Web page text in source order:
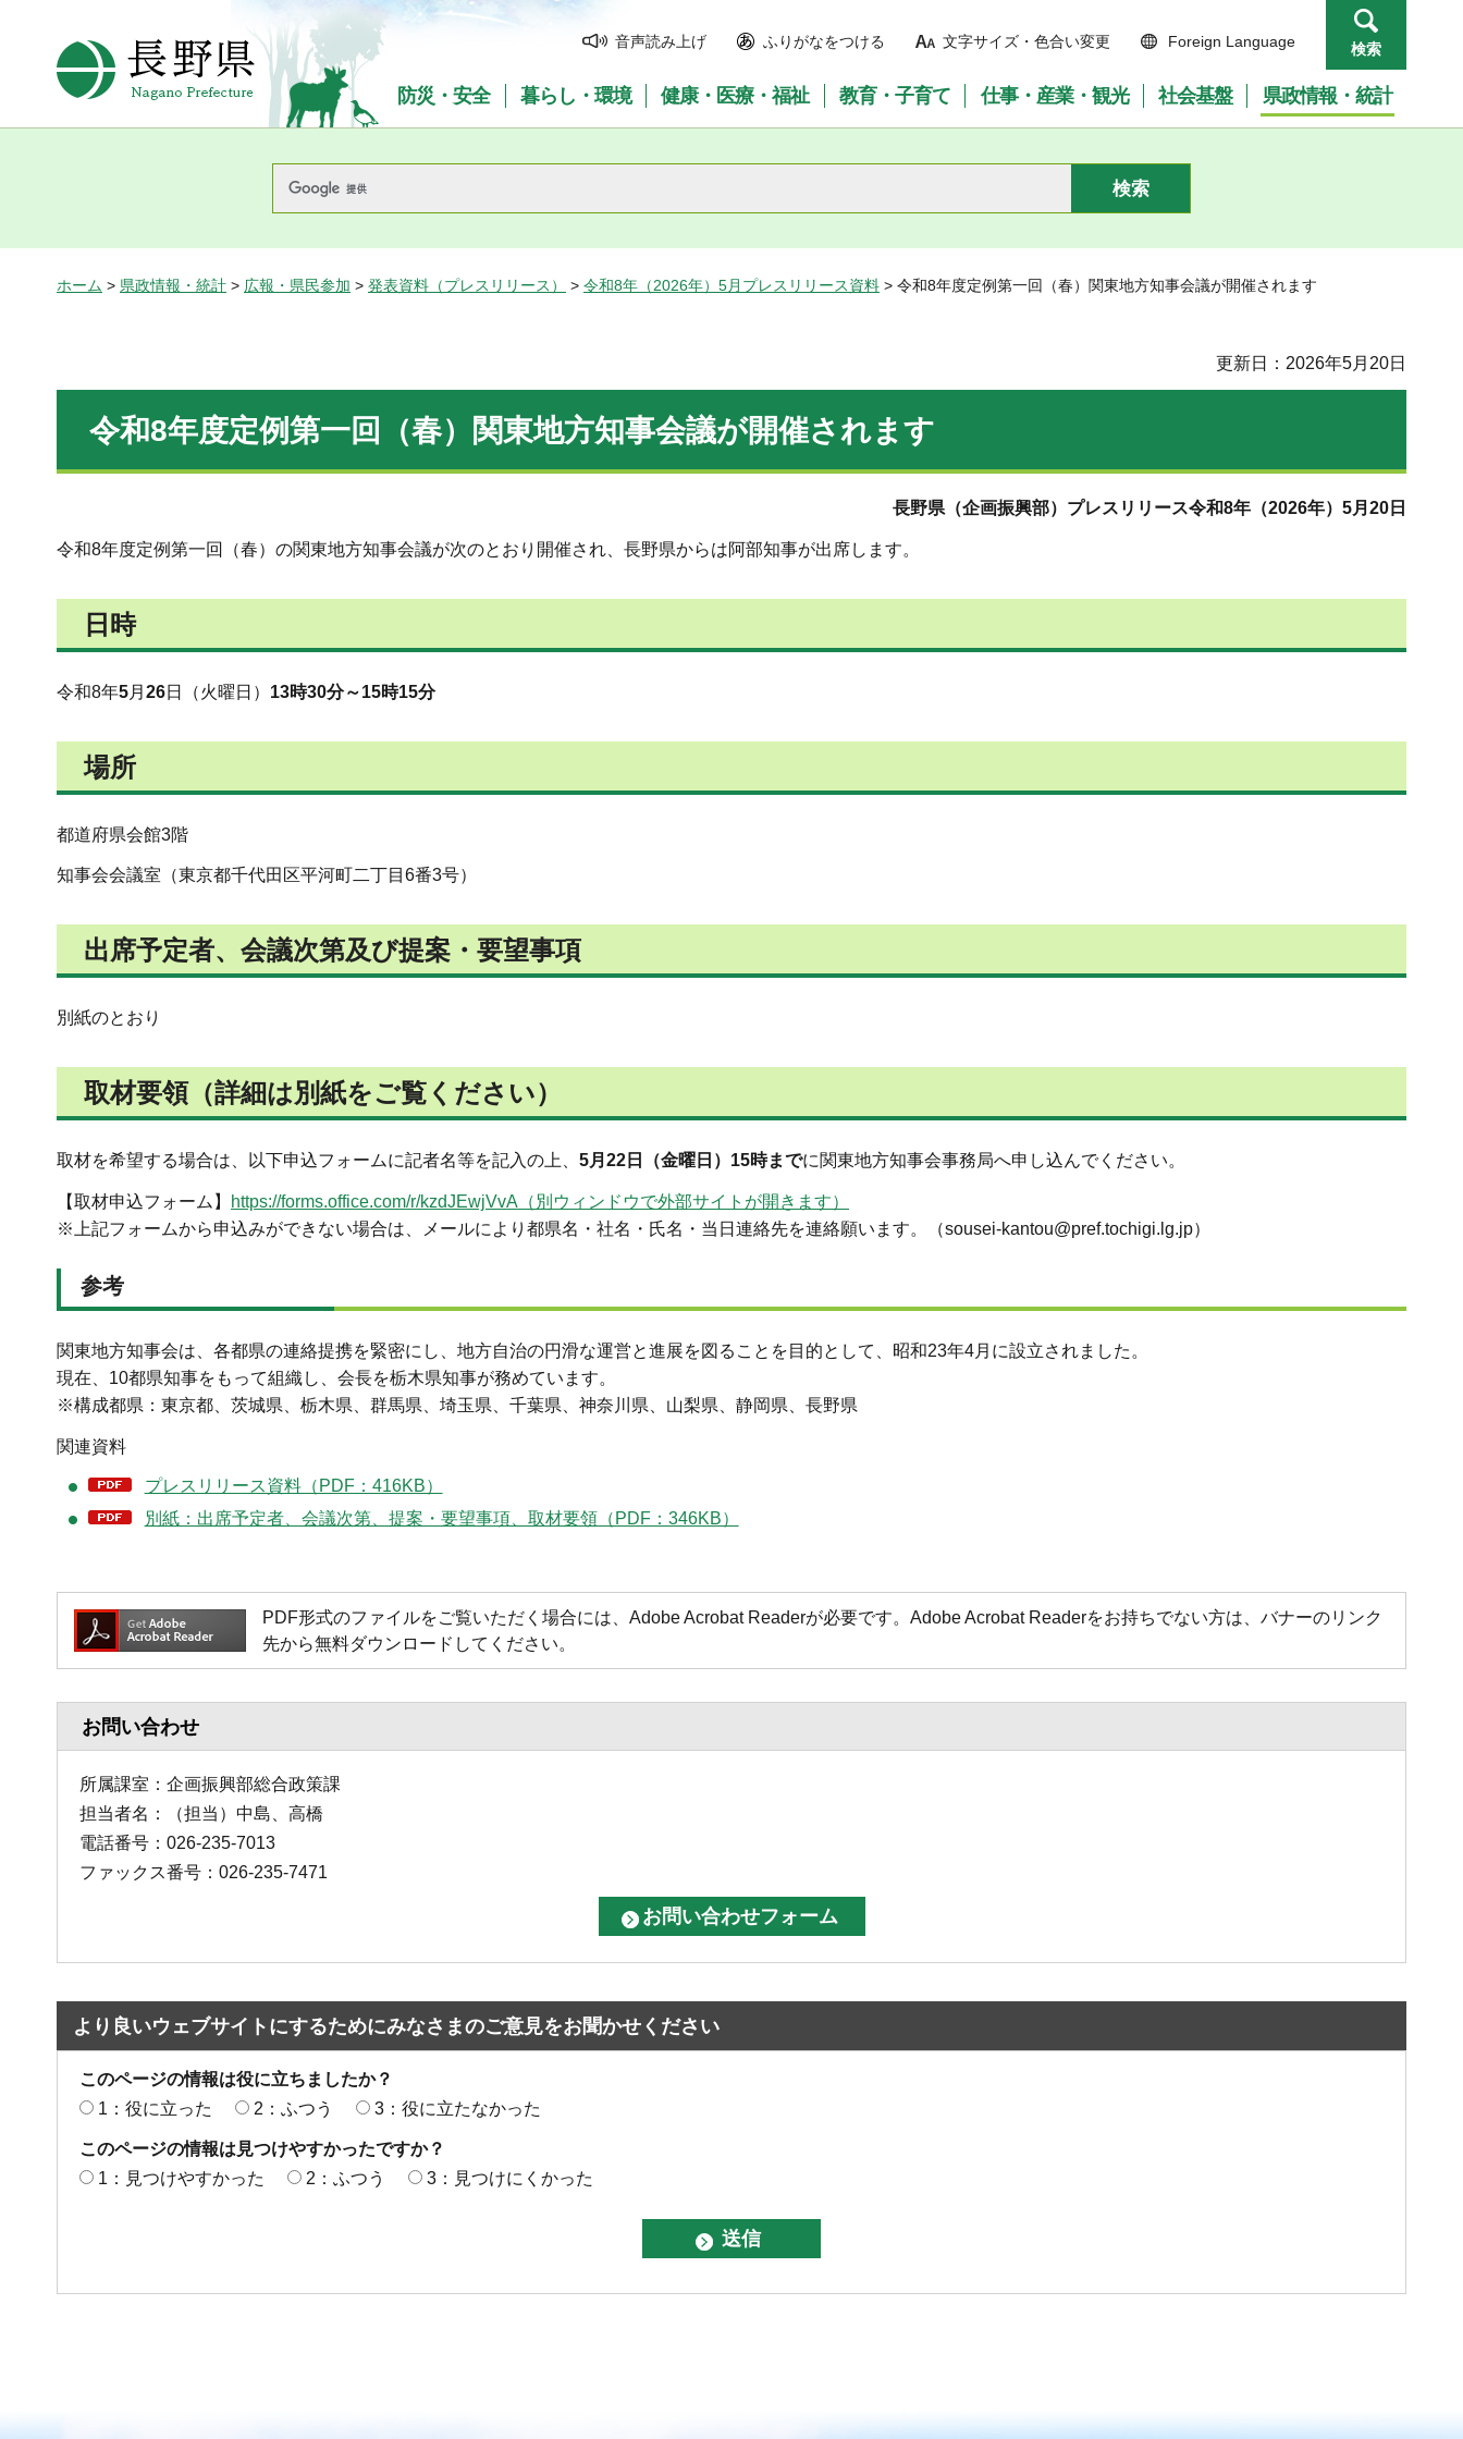
長野県Nagano Prefecture
音声読み上げ ふりがなをつける 文字サイズ・色合い変更 Foreign Language 検索
防災・安全 暮らし・環境 健康・医療・福祉 教育・子育て 仕事・産業・観光 社会基盤 県政情報・統計
ホーム > 県政情報・統計 > 広報・県民参加 > 発表資料（プレスリリース） > 令和8年（2026年）5月プレスリリース資料 > 令和8年度定例第一回（春）関東地方知事会議が開催されます
更新日：2026年5月20日
令和8年度定例第一回（春）関東地方知事会議が開催されます
長野県（企画振興部）プレスリリース令和8年（2026年）5月20日
令和8年度定例第一回（春）の関東地方知事会議が次のとおり開催され、長野県からは阿部知事が出席します。
日時
令和8年5月 26日（火曜日） 13時30分～15時15分
場所
都道府県会館3階
知事会会議室（東京都千代田区平河町二丁目6番3号）
出席予定者、会議次第及び提案・要望事項
別紙のとおり
取材要領（詳細は別紙をご覧ください）
取材を希望する場合は、以下申込フォームに記者名等を記入の上、 5月22日（金曜日）15時までに関東地方知事会事務局へ申し込んでください。
【取材申込フォーム】
https://forms.office.com/r/kzdJEwjVvA（別ウィンドウで外部サイトが開きます）
※上記フォームから申込みができない場合は、メールにより都県名・社名・氏名・当日連絡先を連絡願います。（sousei-kantou@pref.tochigi.lg.jp）
参考
関東地方知事会は、各都県の連絡提携を緊密にし、地方自治の円滑な運営と進展を図ることを目的として、昭和23年4月に設立されました。
現在、10都県知事をもって組織し、会長を栃木県知事が務めています。
※構成都県：東京都、茨城県、栃木県、群馬県、埼玉県、千葉県、神奈川県、山梨県、静岡県、長野県
関連資料
プレスリリース資料（PDF：416KB）
別紙：出席予定者、会議次第、提案・要望事項、取材要領（PDF：346KB）
PDF形式のファイルをご覧いただく場合には、Adobe Acrobat Readerが必要です。Adobe Acrobat Readerをお持ちでない方は、バナーのリンク
先から無料ダウンロードしてください。
お問い合わせ
所属課室：企画振興部総合政策課
担当者名：（担当）中島、高橋
電話番号：026-235-7013
ファックス番号：026-235-7471
より良いウェブサイトにするためにみなさまのご意見をお聞かせください
このページの情報は役に立ちましたか？
1：役に立った
2：ふつう 3：役に立たなかった
このページの情報は見つけやすかったですか？
1：見つけやすかった
2：ふつう 3：見つけにくかった